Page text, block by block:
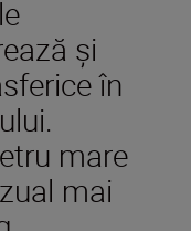
şi
în
mare
mai